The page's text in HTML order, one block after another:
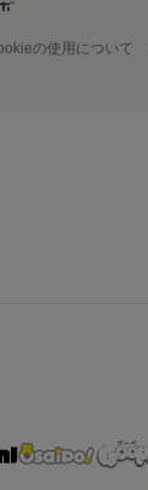
の使用について